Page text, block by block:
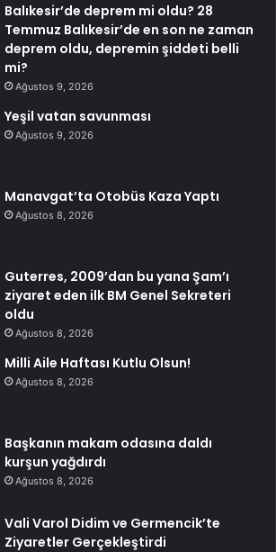
Balıkesir’de deprem mi oldu? 28
Temmuz Balıkesir’de en son ne zaman
deprem oldu, depremin şiddeti belli
mi?
Ağustos 9, 2026
Yeşil vatan savunması
Ağustos 9, 2026
Manavgat’ta Otobüs Kaza Yaptı
Ağustos 8, 2026
Guterres, 2009’dan bu yana Şam’ı
ziyaret eden ilk BM Genel Sekreteri
oldu
Ağustos 8, 2026
Milli Aile Haftası Kutlu Olsun!
Ağustos 8, 2026
Başkanın makam odasına daldı
kurşun yağdırdı
Ağustos 8, 2026
Vali Varol Didim ve Germencik’te
Ziyaretler Gerçekleştirdi